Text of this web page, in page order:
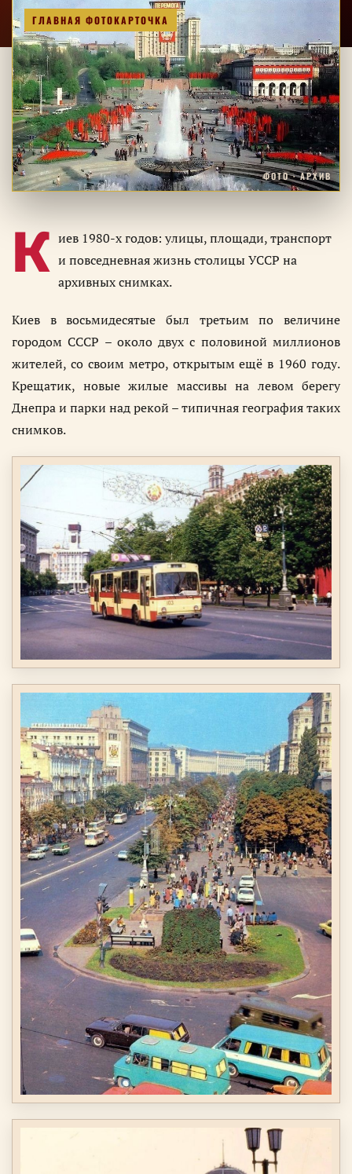
ГЛАВНАЯ ФОТОКАРТОЧКА
ФОТО · АРХИВ
К иев 1980-х годов: улицы, площади, транспорт
и повседневная жизнь столицы УССР на
архивных снимках.
Киев в восьмидесятые был третьим по величине
городом СССР – около двух с половиной миллионов
жителей, со своим метро, открытым ещё в 1960 году.
Крещатик, новые жилые массивы на левом берегу
Днепра и парки над рекой – типичная география таких
снимков.